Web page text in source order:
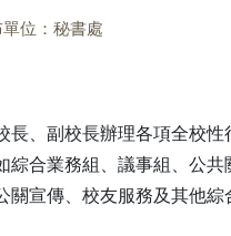
位：秘書處
長、副校長辦理各項全校
綜合業務組、議事組、公
宣傳、校友服務及其他綜